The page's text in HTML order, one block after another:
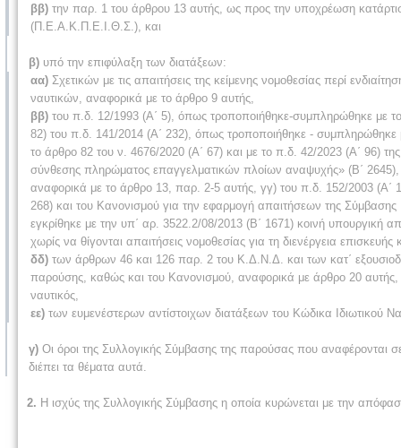
ββ) την παρ. 1 του άρθρου 13 αυτής, ως προς την υποχρέωση
(Π.Ε.Α.Κ.Π.Ε.Ι.Θ.Σ.), και
β) υπό την επιφύλαξη των διατάξεων:
αα) Σχετικών με τις απαιτήσεις της κείμενης νομοθεσίας περί
ναυτικών, αναφορικά με το άρθρο 9 αυτής,
ββ) του π.δ. 12/1993 (Α΄ 5), όπως τροποποιήθηκε-συμπληρώθηκε με
82) του π.δ. 141/2014 (Α΄ 232), όπως τροποποιήθηκε -
το άρθρο 82 του ν. 4676/2020 (Α΄ 67) και με το π.δ. 42/2023 (Α΄ 96)
σύνθεσης πληρώματος επαγγελματικών πλοίων αναψυχής» (Β΄
αναφορικά με το άρθρο 13, παρ. 2-5 αυτής, γγ) του π.δ. 152/2003
268) και του Κανονισμού για την εφαρμογή απαιτήσεων της
εγκρίθηκε με την υπ΄ αρ. 3522.2/08/2013 (Β΄ 1671) κοινή
χωρίς να θίγονται απαιτήσεις νομοθεσίας για τη διενέργεια
δδ) των άρθρων 46 και 126 παρ. 2 του Κ.Δ.Ν.Δ. και των κατ΄
παρούσης, καθώς και του Κανονισμού, αναφορικά με άρθρο 20 αυτής,
ναυτικός,
εε) των ευμενέστερων αντίστοιχων διατάξεων του Κώδικα Ιδιωτικού
γ) Οι όροι της Συλλογικής Σύμβασης της παρούσας που αναφέρονται
διέπει τα θέματα αυτά.
2. Η ισχύς της Συλλογικής Σύμβασης η οποία κυρώνεται με την